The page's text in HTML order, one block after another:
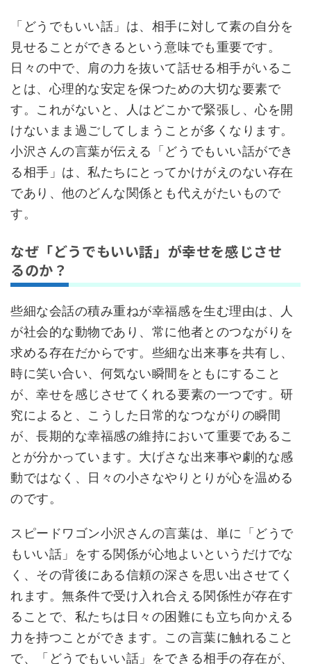
「どうでもいい話」は、相手に対して素の自分を
見せることができるという意味でも重要です。
日々の中で、肩の力を抜いて話せる相手がいるこ
とは、心理的な安定を保つための大切な要素で
す。これがないと、人はどこかで緊張し、心を開
けないまま過ごしてしまうことが多くなります。
小沢さんの言葉が伝える「どうでもいい話ができ
る相手」は、私たちにとってかけがえのない存在
であり、他のどんな関係とも代えがたいもので
す。
なぜ「どうでもいい話」が幸せを感じさせ
るのか？
些細な会話の積み重ねが幸福感を生む理由は、人
が社会的な動物であり、常に他者とのつながりを
求める存在だからです。些細な出来事を共有し、
時に笑い合い、何気ない瞬間をともにすること
が、幸せを感じさせてくれる要素の一つです。研
究によると、こうした日常的なつながりの瞬間
が、長期的な幸福感の維持において重要であるこ
とが分かっています。大げさな出来事や劇的な感
動ではなく、日々の小さなやりとりが心を温める
のです。
スピードワゴン小沢さんの言葉は、単に「どうで
もいい話」をする関係が心地よいというだけでな
く、その背後にある信頼の深さを思い出させてく
れます。無条件で受け入れ合える関係性が存在す
ることで、私たちは日々の困難にも立ち向かえる
力を持つことができます。この言葉に触れること
で、「どうでもいい話」をできる相手の存在が、